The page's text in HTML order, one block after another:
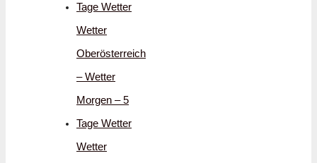
Tage Wetter
Wetter
Oberösterreich
– Wetter
Morgen – 5
Tage Wetter
Wetter